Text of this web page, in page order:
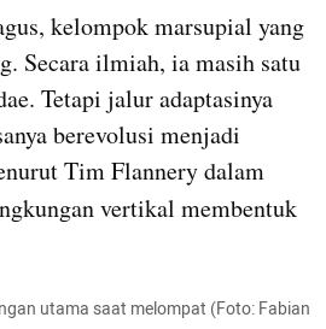
kelompok marsupial yang
Secara ilmiah, ia masih satu
Tetapi jalur adaptasinya
berevolusi menjadi
vertikal membentuk
utama saat melompat (Foto: Fabian